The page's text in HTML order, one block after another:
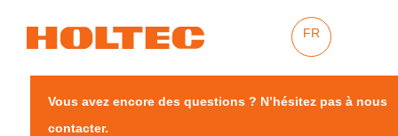
FR
Vous avez encore des questions ? N’hésitez pas à nous
contacter.